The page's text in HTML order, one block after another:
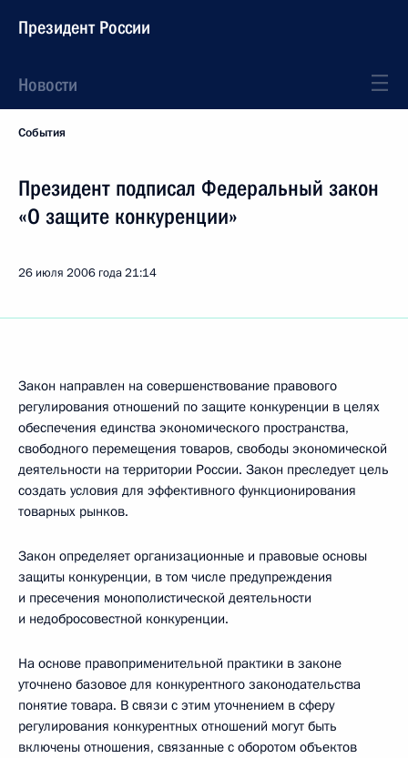
Президент России
Новости
События
Президент подписал Федеральный закон
«О защите конкуренции»
26 июля 2006 года21:14
Закон направлен на совершенствование правового
регулирования отношений по защите конкуренции в целях
обеспечения единства экономического пространства,
свободного перемещения товаров, свободы экономической
деятельности на территории России. Закон преследует цель
создать условия для эффективного функционирования
товарных рынков.
Закон определяет организационные и правовые основы
защиты конкуренции, в том числе предупреждения
и пресечения монополистической деятельности
и недобросовестной конкуренции.
На основе правоприменительной практики в законе
уточнено базовое для конкурентного законодательства
понятие товара. В связи с этим уточнением в сферу
регулирования конкурентных отношений могут быть
включены отношения, связанные с оборотом объектов